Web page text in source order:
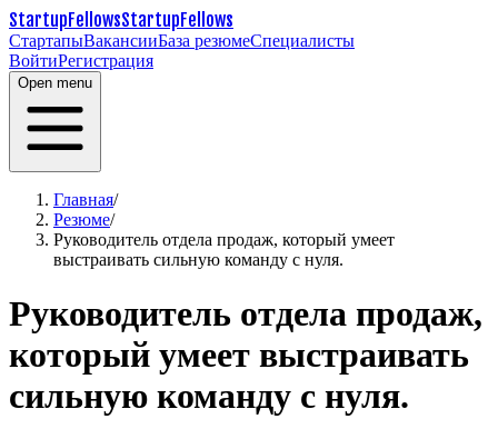
StartupFellowsStartupFellows
СтартапыВакансииБаза резюмеСпециалисты
ВойтиРегистрация
Open menu
Главная/
Резюме/
Руководитель отдела продаж, который умеет
выстраивать сильную команду с нуля.
Руководитель отдела продаж,
который умеет выстраивать
сильную команду с нуля.